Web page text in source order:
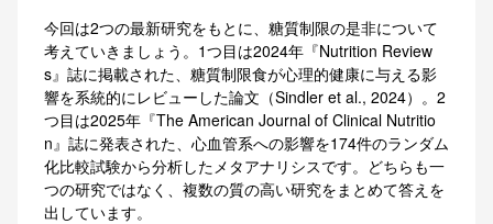
今回は2つの最新研究をもとに、糖質制限の是非について
考えていきましょう。1つ目は2024年『Nutrition Review
s』誌に掲載された、糖質制限食が心理的健康に与える影
響を系統的にレビューした論文（Sindler et al., 2024）。2
つ目は2025年『The American Journal of Clinical Nutritio
n』誌に発表された、心血管系への影響を174件のランダム
化比較試験から分析したメタアナリシスです。どちらも一
つの研究ではなく、複数の質の高い研究をまとめて答えを
出しています。